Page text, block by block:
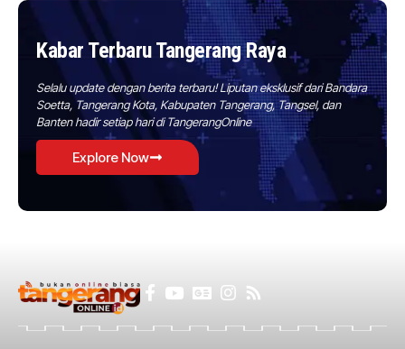
Kabar Terbaru Tangerang Raya
Selalu update dengan berita terbaru! Liputan eksklusif dari Bandara
Soetta, Tangerang Kota, Kabupaten Tangerang, Tangsel, dan
Banten hadir setiap hari di TangerangOnline
Explore Now